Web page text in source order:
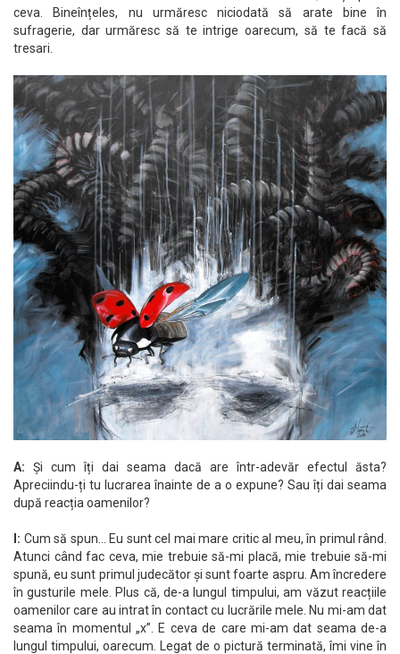
ceva. Bineînțeles, nu urmăresc niciodată să arate bine în
sufragerie, dar urmăresc să te intrige oarecum, să te facă să
tresari.
A: Și cum îți dai seama dacă are într-adevăr efectul ăsta?
Apreciindu-ți tu lucrarea înainte de a o expune? Sau îți dai seama
după reacția oamenilor?
I: Cum să spun… Eu sunt cel mai mare critic al meu, în primul rând.
Atunci când fac ceva, mie trebuie să-mi placă, mie trebuie să-mi
spună, eu sunt primul judecător și sunt foarte aspru. Am încredere
în gusturile mele. Plus că, de-a lungul timpului, am văzut reacțiile
oamenilor care au intrat în contact cu lucrările mele. Nu mi-am dat
seama în momentul „x”. E ceva de care mi-am dat seama de-a
lungul timpului, oarecum. Legat de o pictură terminată, îmi vine în